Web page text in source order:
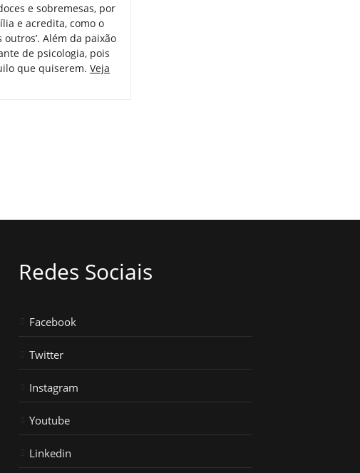
e sobremesas, por
e acredita, como o
Além da paixão
de psicologia, pois
que quiserem. Veja
Redes Sociais
Facebook
Twitter
Instagram
Youtube
Linkedin